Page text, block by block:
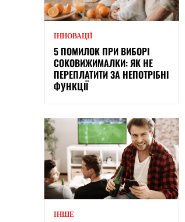
ІННОВАЦІЇ
5 ПОМИЛОК ПРИ ВИБОРІ
СОКОВИЖИМАЛКИ: ЯК НЕ
ПЕРЕПЛАТИТИ ЗА НЕПОТРІБНІ
ФУНКЦІЇ
ІНШЕ